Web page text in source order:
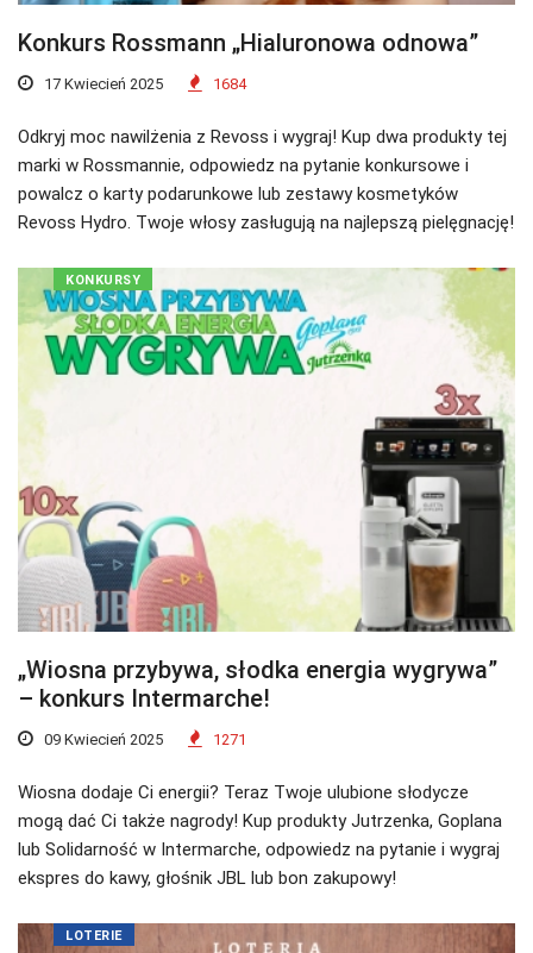
Konkurs Rossmann „Hialuronowa odnowa”
17 Kwiecień 2025 1684
Odkryj moc nawilżenia z Revoss i wygraj! Kup dwa produkty tej
marki w Rossmannie, odpowiedz na pytanie konkursowe i
powalcz o karty podarunkowe lub zestawy kosmetyków
Revoss Hydro. Twoje włosy zasługują na najlepszą pielęgnację!
KONKURSY
„Wiosna przybywa, słodka energia wygrywa”
– konkurs Intermarche!
09 Kwiecień 2025 1271
Wiosna dodaje Ci energii? Teraz Twoje ulubione słodycze
mogą dać Ci także nagrody! Kup produkty Jutrzenka, Goplana
lub Solidarność w Intermarche, odpowiedz na pytanie i wygraj
ekspres do kawy, głośnik JBL lub bon zakupowy!
LOTERIE